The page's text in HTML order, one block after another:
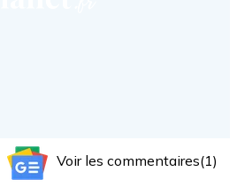
WhatsAppVoir les commentaires(1)